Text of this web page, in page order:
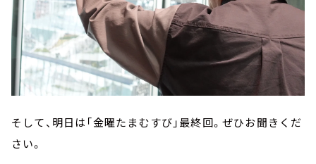
そして、明日は「金曜たまむすび」最終回。ぜひお聞きくだ
さい。